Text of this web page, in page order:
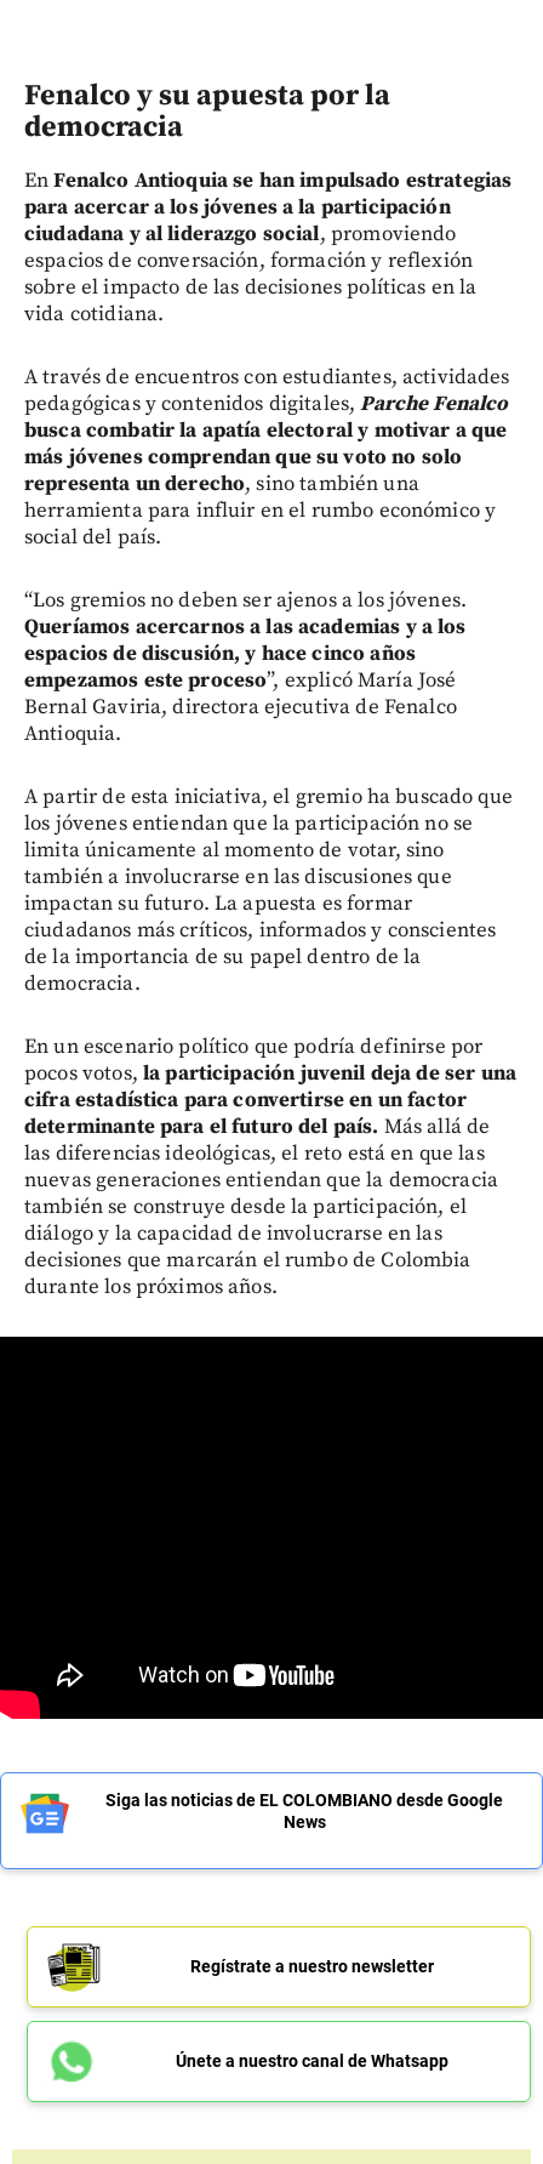
Fenalco y su apuesta por la
democracia
EnFenalco Antioquia se han impulsado estrategias
para acercar a los jóvenes a la participación
ciudadana y al liderazgo social, promoviendo
espacios de conversación, formación y reflexión
sobre el impacto de las decisiones políticas en la
vida cotidiana.
A través de encuentros con estudiantes, actividades
pedagógicas y contenidos digitales, Parche Fenalco
busca combatir la apatía electoral y motivar a que
más jóvenes comprendan que su voto no solo
representa un derecho, sino también una
herramienta para influir en el rumbo económico y
social del país.
“Los gremios no deben ser ajenos a los jóvenes.
Queríamos acercarnos a las academias y a los
espacios de discusión, y hace cinco años
empezamos este proceso”, explicó María José
Bernal Gaviria, directora ejecutiva de Fenalco
Antioquia.
A partir de esta iniciativa, el gremio ha buscado que
los jóvenes entiendan que la participación no se
limita únicamente al momento de votar, sino
también a involucrarse en las discusiones que
impactan su futuro. La apuesta es formar
ciudadanos más críticos, informados y conscientes
de la importancia de su papel dentro de la
democracia.
En un escenario político que podría definirse por
pocos votos, la participación juvenil deja de ser una
cifra estadística para convertirse en un factor
determinante para el futuro del país. Más allá de
las diferencias ideológicas, el reto está en que las
nuevas generaciones entiendan que la democracia
también se construye desde la participación, el
diálogo y la capacidad de involucrarse en las
decisiones que marcarán el rumbo de Colombia
durante los próximos años.
Siga las noticias de EL COLOMBIANO desde Google
News
Regístrate a nuestro newsletter
Únete a nuestro canal de Whatsapp